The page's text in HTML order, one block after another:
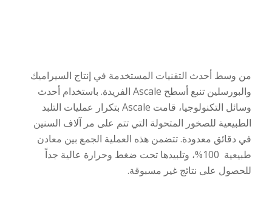
من وسط أحدث التقنيات المستخدمة في إنتاج السيراميك
والبورسلين تنبع أسطح Ascaleالفريدة. باستخدام أحدث
وسائل التكنولوجيا، قامت Ascaleبتكرار عمليات التلبد
الطبيعية للصخور المتحولة التي تتم على مر آلاف السنين
في دقائق معدودة. تتضمن هذه العملية الجمع بين معادن
طبيعية
100%، وتلبيدها تحت ضغط وحرارة عالية جداً
للحصول على نتائج غير مسبوقة.